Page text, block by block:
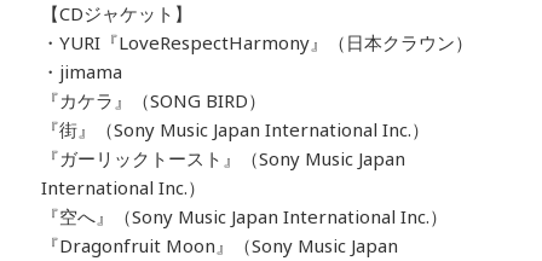
【CDジャケット】
・YURI『LoveRespectHarmony』（日本クラウン）
・jimama
『カケラ』（SONG BIRD）
『街』（Sony Music Japan International Inc.）
『ガーリックトースト』（Sony Music Japan
International Inc.）
『空へ』（Sony Music Japan International Inc.）
『Dragonfruit Moon』（Sony Music Japan